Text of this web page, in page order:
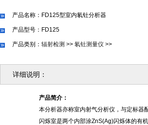
产品名称：FD125型室内氡钍分析器
产品型号：FD125
产品类别： 辐射检测 >> 氡钍测量仪 >>
详细说明：
产品简介：
本分析器亦称室内射气分析仪，与定标器
闪烁室是两个内部涂ZnS(Ag)闪烁体的有